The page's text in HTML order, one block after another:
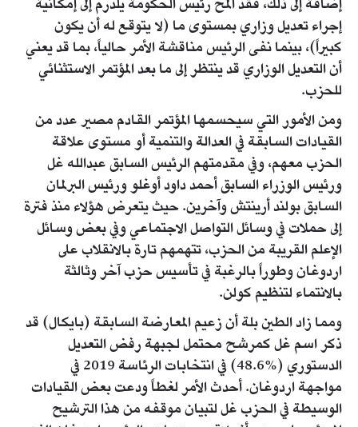
إضافة إلى ذلك، فقد ألمح رئيس الحكومة يلدرم إلى إمكانية
إجراء تعديل وزاري بمستوى ما (لا يتوقع له أن يكون
كبيراً)، بينما نفى الرئيس مناقشة الأمر حالياً، بما قد يعني
أن التعديل الوزاري قد ينتظر إلى ما بعد المؤتمر الاستثنائي
للحزب.
ومن الأمور التي سيحسمها المؤتمر القادم مصير عدد من
القيادات السابقة في العدالة والتنمية أو مستوى علاقة
الحزب معهم، وفي مقدمتهم الرئيس السابق عبدالله غل
ورئيس الوزراء السابق أحمد داود أوغلو ورئيس البرلمان
السابق بولند أرينتش وآخرين. حيث يتعرض هؤلاء منذ فترة
إلى حملات في وسائل التواصل الاجتماعي وفي بعض وسائل
الإعلم القريبة من الحزب، تتهمهم تارة بالانقلاب على
اردوغان وطوراً بالرغبة في تأسيس حزب آخر وثالثة
بالانتماء لتنظيم كولن.
ومما زاد الطين بلة أن زعيم المعارضة السابقة (بايكال) قد
ذكر اسم غل كمرشح محتمل لجبهة رفض التعديل
الدستوري (%48.6) في انتخابات الرئاسة 2019 في
مواجهة اردوغان. أحدث الأمر لغطاً ودعت بعض القيادات
الوسيطة في الحزب غل لتبيان موقفه من هذا الترشيح